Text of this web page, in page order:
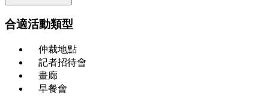
合適活動類型
仲裁地點
記者招待會
畫廊
早餐會